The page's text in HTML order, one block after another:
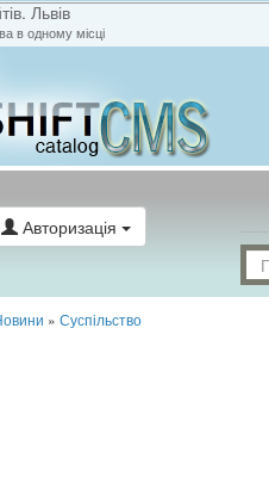
Львів
в одному місці
Авторизація
» Суспільство